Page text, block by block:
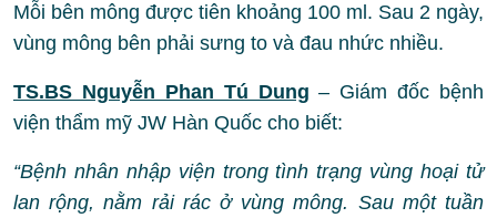
Mỗi bên mông được tiên khoảng 100 ml. Sau 2 ngày,
vùng mông bên phải sưng to và đau nhức nhiều.
TS.BS Nguyễn Phan Tú Dung – Giám đốc bệnh
viện thẩm mỹ JW Hàn Quốc cho biết:
“Bệnh nhân nhập viện trong tình trạng vùng hoại tử
lan rộng, nằm rải rác ở vùng mông. Sau một tuần